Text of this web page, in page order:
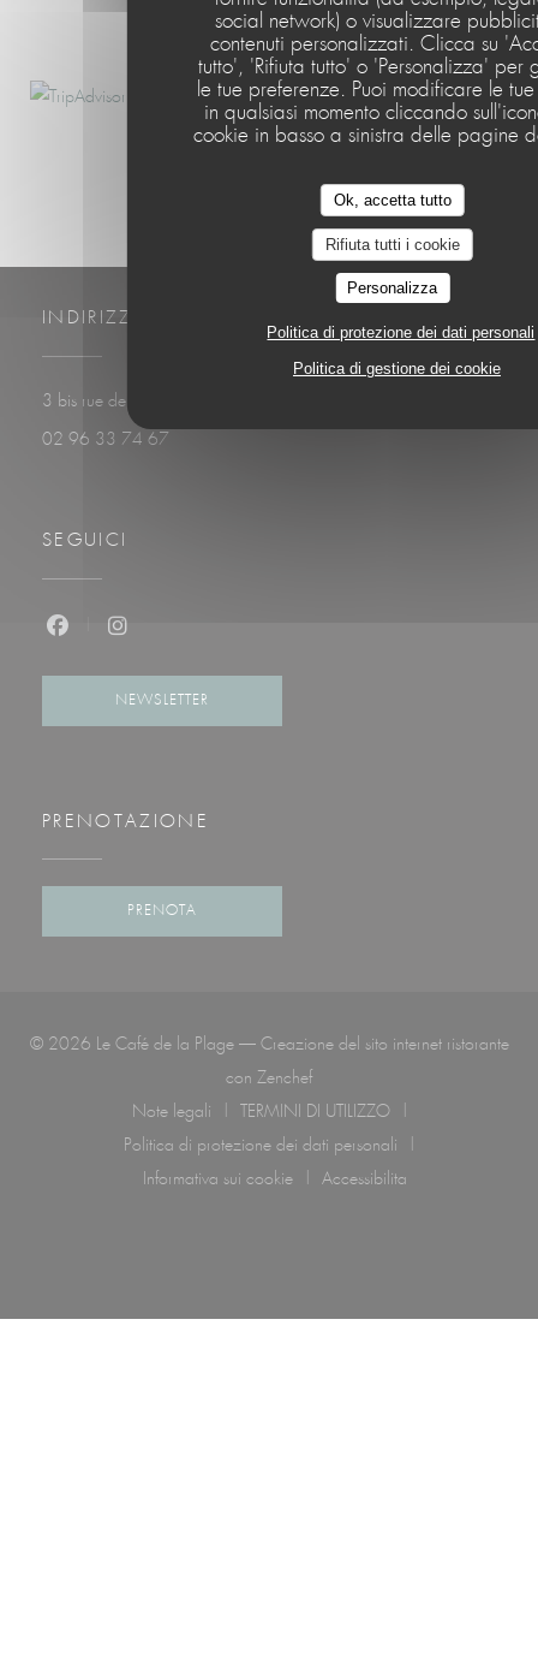
social network) o visualizzare
contenuti personalizzati. Clicca su
tutto', 'Rifiuta tutto' o 'Personalizza' per
le tue preferenze. Puoi modificare le tue
in qualsiasi momento cliccando
cookie in basso a sinistra delle pagine
Ok, accetta tutto
Rifiuta tutti i cookie
Personalizza
Politica di protezione dei dati personali
Politica di gestione dei cookie
1 2 3
INDIRIZZO
3 bis rue de Plage 22410 Saint-Quay-Portrieux
02 96 33 74 67
SEGUICI
NEWSLETTER
PRENOTAZIONE
PRENOTA
© 2026 Le Café de la Plage — Creazione del sito internet ristorante
con Zenchef((apre una nuova finestra))
Note legali
((apre una nuova finestra))
TERMINI DI UTILIZZO
Politica di protezione dei dati personali
((apre una nuova finestra))
Informativa sui cookie
Accessibilita